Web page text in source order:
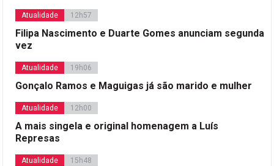
Atualidade 12h57
Filipa Nascimento e Duarte Gomes anunciam segunda
vez
Atualidade 19h06
Gonçalo Ramos e Maguigas já são marido e mulher
Atualidade 12h00
A mais singela e original homenagem a Luís
Represas
Atualidade 15h48